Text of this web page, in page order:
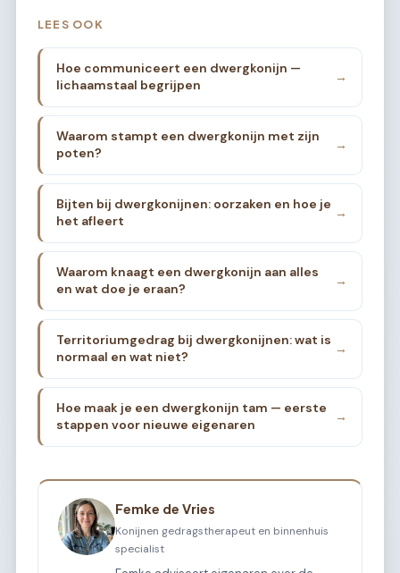
LEES OOK
Hoe communiceert een dwergkonijn —
lichaamstaal begrijpen
→
Waarom stampt een dwergkonijn met zijn
poten?
→
Bijten bij dwergkonijnen: oorzaken en hoe je
het afleert
→
Waarom knaagt een dwergkonijn aan alles
en wat doe je eraan?
→
Territoriumgedrag bij dwergkonijnen: wat is
normaal en wat niet?
→
Hoe maak je een dwergkonijn tam — eerste
stappen voor nieuwe eigenaren
→
Femke de Vries
Konijnen gedragstherapeut en binnenhuis
specialist